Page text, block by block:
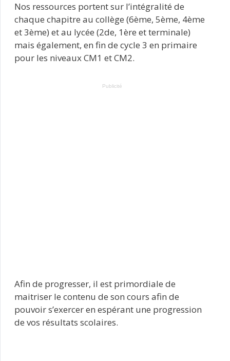
Nos ressources portent sur l’intégralité de
chaque chapitre au collège (6ème, 5ème, 4ème
et 3ème) et au lycée (2de, 1ère et terminale)
mais également, en fin de cycle 3 en primaire
pour les niveaux CM1 et CM2.
Publicité
Afin de progresser, il est primordiale de
maitriser le contenu de son cours afin de
pouvoir s’exercer en espérant une progression
de vos résultats scolaires.